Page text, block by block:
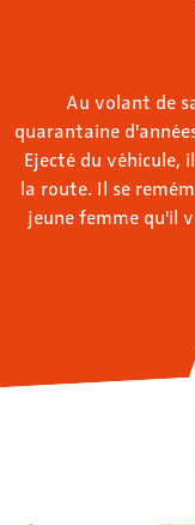
Au volant de
quarantaine
Ejecté du véhicule,
la route. Il se
jeune femme qu'il